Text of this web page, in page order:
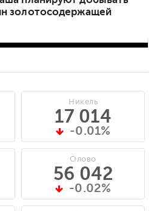
золотосодержащей
Никель
17 014
-0.01%
Олово
56 042
-0.02%